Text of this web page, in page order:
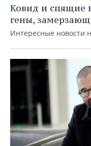
Ковид и спящие
гены,
Интересные новости